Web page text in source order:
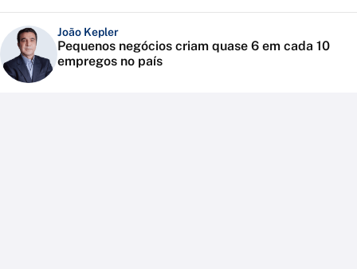
João Kepler
Pequenos negócios criam quase 6 em cada 10
empregos no país